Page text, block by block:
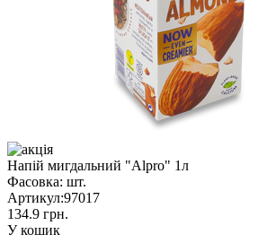
Напій мигдальний "Alpro" 1л
Фасовка: шт.
Артикул:97017
134.9 грн.
У кошик